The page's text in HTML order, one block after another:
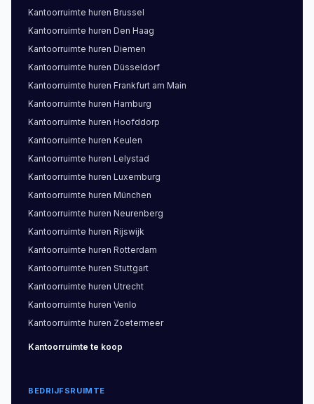
Kantoorruimte huren Brussel
Kantoorruimte huren Den Haag
Kantoorruimte huren Diemen
Kantoorruimte huren Düsseldorf
Kantoorruimte huren Frankfurt am Main
Kantoorruimte huren Hamburg
Kantoorruimte huren Hoofddorp
Kantoorruimte huren Keulen
Kantoorruimte huren Lelystad
Kantoorruimte huren Luxemburg
Kantoorruimte huren München
Kantoorruimte huren Neurenberg
Kantoorruimte huren Rijswijk
Kantoorruimte huren Rotterdam
Kantoorruimte huren Stuttgart
Kantoorruimte huren Utrecht
Kantoorruimte huren Venlo
Kantoorruimte huren Zoetermeer
Kantoorruimte te koop
BEDRIJFSRUIMTE